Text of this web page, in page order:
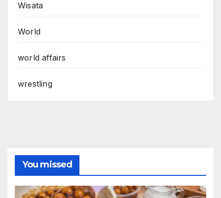
Wisata
World
world affairs
wrestling
You missed